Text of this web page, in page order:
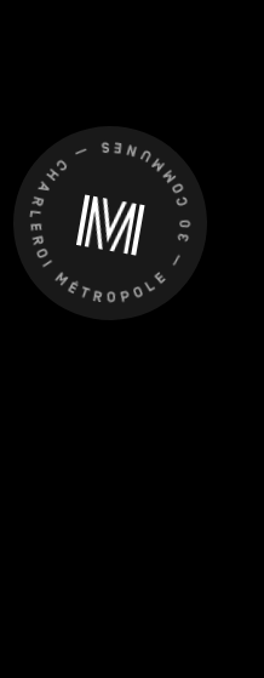
CHARLEROI MÉTROPOLE — 30 COMMUNES —